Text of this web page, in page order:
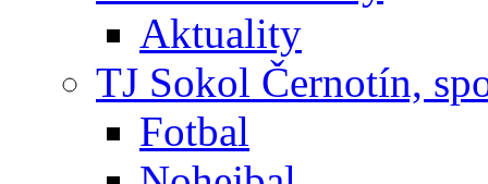
Aktuality
TJ Sokol Černotín,
Fotbal